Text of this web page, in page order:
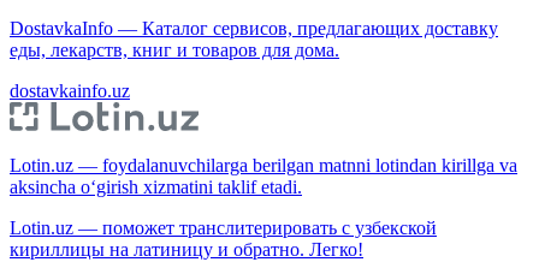
DostavkaInfo — Каталог сервисов, предлагающих доставку
еды, лекарств, книг и товаров для дома.
dostavkainfo.uz
Lotin.uz — foydalanuvchilarga berilgan matnni lotindan kirillga va
aksincha o‘girish xizmatini taklif etadi.
Lotin.uz — поможет транслитерировать с узбекской
кириллицы на латиницу и обратно. Легко!